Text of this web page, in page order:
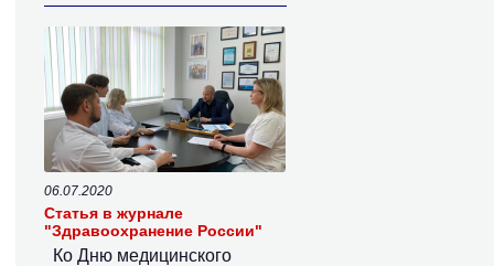
06.07.2020
Статья в журнале
"Здравоохранение России"
Ко Дню медицинского